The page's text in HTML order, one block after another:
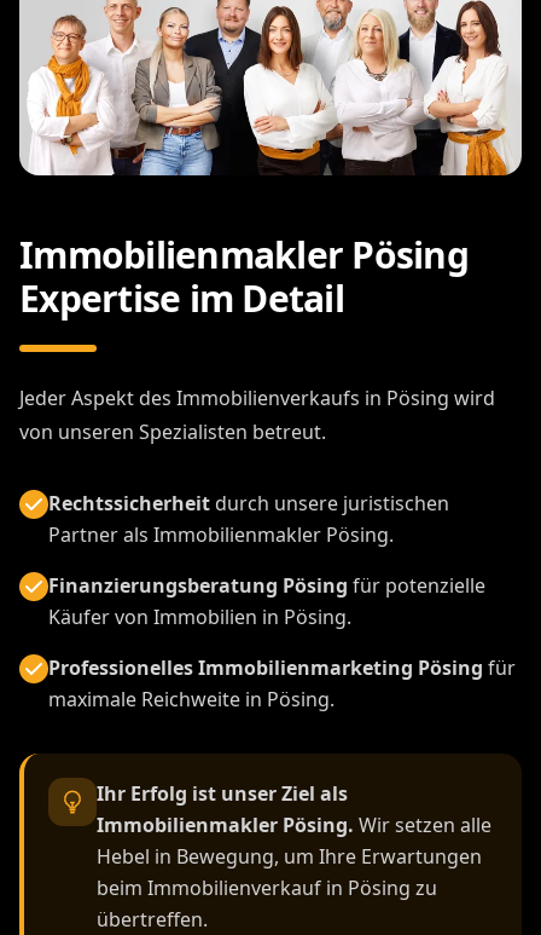
Immobilienmakler Pösing
Expertise im Detail
Jeder Aspekt des Immobilienverkaufs in Pösing wird
von unseren Spezialisten betreut.
Rechtssicherheitdurch unsere juristischen
Partner als Immobilienmakler Pösing.
Finanzierungsberatung Pösing für potenzielle
Käufer von Immobilien in Pösing.
Professionelles Immobilienmarketing Pösing für
maximale Reichweite in Pösing.
Ihr Erfolg ist unser Ziel als
Immobilienmakler Pösing. Wir setzen alle
Hebel in Bewegung, um Ihre Erwartungen
beim Immobilienverkauf in Pösing zu
übertreffen.